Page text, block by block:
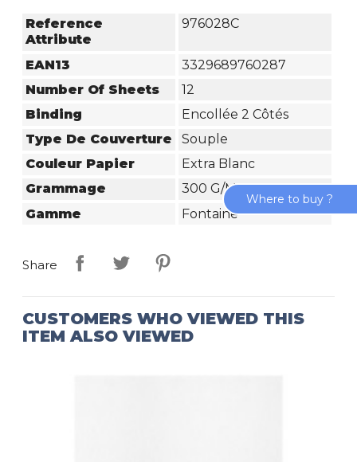
Reference
Attribute
976028C
EAN13
3329689760287
Number Of Sheets
12
Binding
Encollée 2 Côtés
Type De Couverture
Souple
Couleur Papier
Extra Blanc
Grammage
300 G/m²
Gamme
Fontaine
Share
CUSTOMERS WHO VIEWED THIS
ITEM ALSO VIEWED
Where to buy ?